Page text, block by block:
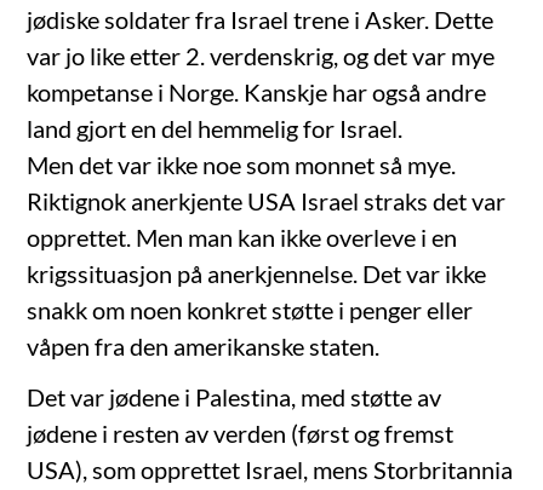
jødiske soldater fra Israel trene i Asker. Dette
var jo like etter 2. verdenskrig, og det var mye
kompetanse i Norge. Kanskje har også andre
land gjort en del hemmelig for Israel.
Men det var ikke noe som monnet så mye.
Riktignok anerkjente USA Israel straks det var
opprettet. Men man kan ikke overleve i en
krigssituasjon på anerkjennelse. Det var ikke
snakk om noen konkret støtte i penger eller
våpen fra den amerikanske staten.
Det var jødene i Palestina, med støtte av
jødene i resten av verden (først og fremst
USA), som opprettet Israel, mens Storbritannia